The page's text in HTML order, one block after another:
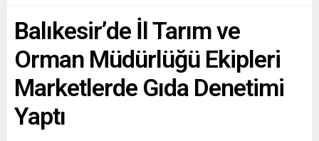
Balıkesir’de İl Tarım ve
Orman Müdürlüğü Ekipleri
Marketlerde Gıda Denetimi
Yaptı